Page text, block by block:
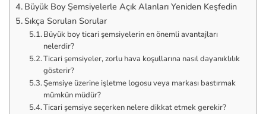
Büyük Boy Şemsiyelerle Açık Alanları Yeniden Keşfedin
Sıkça Sorulan Sorular
Büyük boy ticari şemsiyelerin en önemli avantajları
nelerdir?
Ticari şemsiyeler, zorlu hava koşullarına nasıl dayanıklılık
gösterir?
Şemsiye üzerine işletme logosu veya markası bastırmak
mümkün müdür?
Ticari şemsiye seçerken nelere dikkat etmek gerekir?